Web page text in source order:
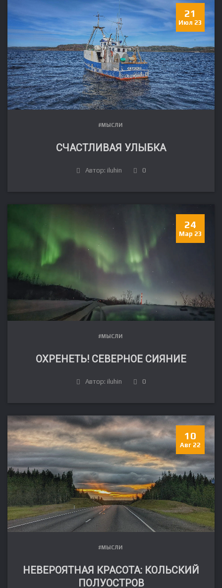
21
Июл 23
#МЫСЛИ
СЧАСТЛИВАЯ УЛЫБКА
Автор: iluhin 0
24
Мар 23
#МЫСЛИ
ОХРЕНЕТЬ! СЕВЕРНОЕ СИЯНИЕ
Автор: iluhin 0
10
Авг 22
#МЫСЛИ
НЕВЕРОЯТНАЯ КРАСОТА: КОЛЬСКИЙ
ПОЛУОСТРОВ